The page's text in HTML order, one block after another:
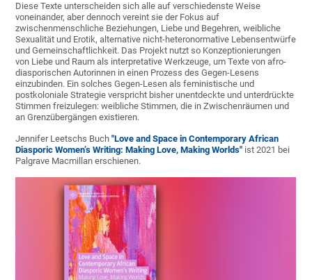
Diese Texte unterscheiden sich alle auf verschiedenste Weise
voneinander, aber dennoch vereint sie der Fokus auf
zwischenmenschliche Beziehungen, Liebe und Begehren, weibliche
Sexualität und Erotik, alternative nicht-heteronormative Lebensentwürfe
und Gemeinschaftlichkeit. Das Projekt nutzt so Konzeptionierungen
von Liebe und Raum als interpretative Werkzeuge, um Texte von afro-
diasporischen Autorinnen in einen Prozess des Gegen-Lesens
einzubinden. Ein solches Gegen-Lesen als feministische und
postkoloniale Strategie verspricht bisher unentdeckte und unterdrückte
Stimmen freizulegen: weibliche Stimmen, die in Zwischenräumen und
an Grenzübergängen existieren.
Jennifer Leetschs Buch"Love and Space in Contemporary African
Diasporic Women’s Writing: Making Love, Making Worlds" ist 2021 bei
Palgrave Macmillan erschienen.